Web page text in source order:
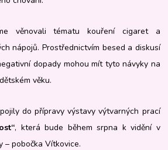
věnovali tématu kouření cigaret a
nápojů. Prostřednictvím besed a diskusí
dopady mohou mít tyto návyky na
věku.
do přípravy výstavy výtvarných prací
, která bude během srpna k vidění v
– pobočka Vítkovice.